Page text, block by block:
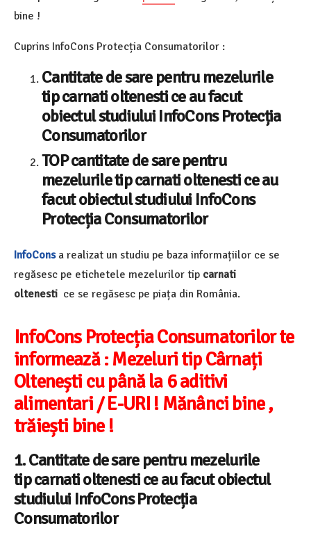
bine !
Cuprins InfoCons Protecția Consumatorilor :
Cantitate de sare pentrumezelurile
tipcarnati oltenestice au facut
obiectul studiului InfoCons Protecția
Consumatorilor
TOP cantitate de sare pentru
mezelurile tip carnati oltenestice au
facut obiectul studiului InfoCons
Protecția Consumatorilor
InfoConsa realizat un studiu pe baza informațiilor ce se
regăsesc pe etichetele mezelurilor tip carnati
oltenesti ce se regăsesc pe piața din România.
InfoCons Protecția Consumatorilor te
informează : Mezeluri tip Cârnați
Oltenești cu până la 6 aditivi
alimentari / E-URI ! Mănânci bine ,
trăiești bine !
1. Cantitate de sare pentrumezelurile
tipcarnati oltenestice au facut obiectul
studiului InfoCons Protecția
Consumatorilor